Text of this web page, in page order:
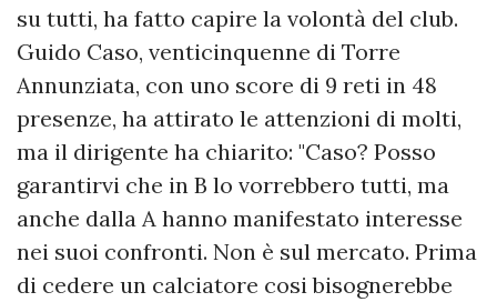
su tutti, ha fatto capire la volontà del club.
Guido Caso, venticinquenne di Torre
Annunziata, con uno score di 9 reti in 48
presenze, ha attirato le attenzioni di molti,
ma il dirigente ha chiarito: "Caso? Posso
garantirvi che in B lo vorrebbero tutti, ma
anche dalla A hanno manifestato interesse
nei suoi confronti. Non è sul mercato. Prima
di cedere un calciatore cosi bisognerebbe